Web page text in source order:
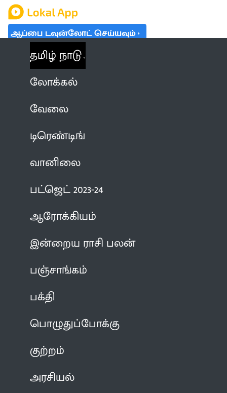
ஆப்பை டவுன்லோட் செய்யவும்
தமிழ் நாடு
லோக்கல்
வேலை
டிரெண்டிங்
வானிலை
பட்ஜெட் 2023-24
ஆரோக்கியம்
இன்றைய ராசி பலன்
பஞ்சாங்கம்
பக்தி
பொழுதுப்போக்கு
குற்றம்
அரசியல்